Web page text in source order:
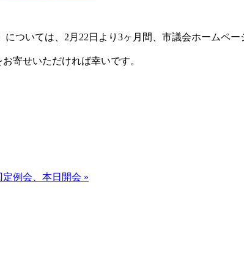
いては、2月22日より3ヶ月間、市議会ホームペー
寄せいただければ幸いです。
定例会、本日開会 »